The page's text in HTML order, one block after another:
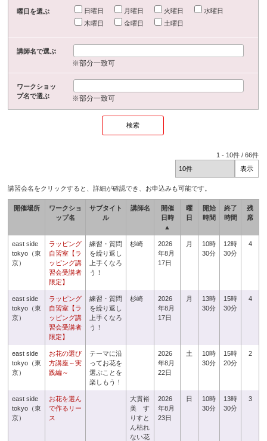
曜日を選ぶ 日曜日 月曜日 火曜日
水曜日
木曜日
金曜日 土曜日
講師名で選ぶ
※部分一致可
ワークショッ
プ名で選ぶ
※部分一致可
1 - 10件 /66件
講習会名をクリックすると、詳細が確認でき、お申込みも可能です。
開催場所
ワークショ
ップ名
サブタイト
ル
講師名
開催
日時
▲
曜
日
開始
時間
終了
時間
残
席
east side
tokyo（東
京）
ラッピング
自習室【ラ
ッピング講
習会受講者
限定】
練習・質問
を繰り返し
上手くなろ
う！
杉崎
2026
年8月
17日
月
10時
30分
12時
30分
4
east side
tokyo（東
京）
ラッピング
自習室【ラ
ッピング講
習会受講者
限定】
練習・質問
を繰り返し
上手くなろ
う！
杉崎
2026
年8月
17日
月
13時
30分
15時
30分
4
east side
tokyo（東
京）
お花の選び
方講座～実
践編～
テーマに沿
ってお花を
選ぶことを
楽しもう！
2026
年8月
22日
土
10時
30分
15時
20分
2
east side
tokyo（東
京）
お花を選ん
で作るリー
ス
大貫裕
美 す
りすと
ん枯れ
ない花
2026
年8月
23日
日
10時
30分
13時
30分
3